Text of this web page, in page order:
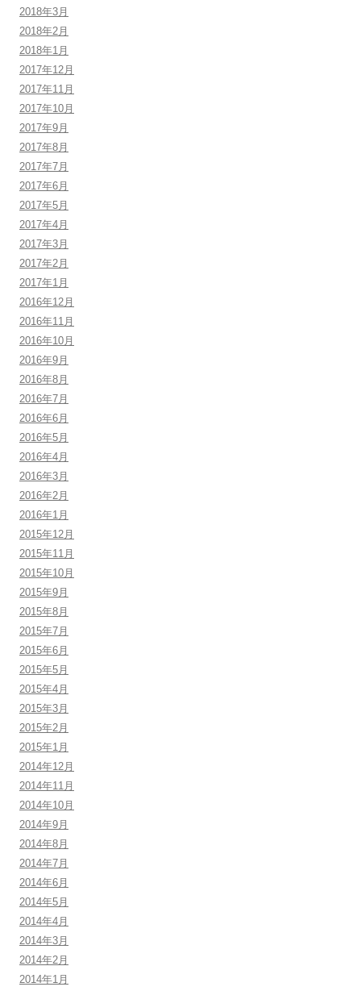
2018年3月
2018年2月
2018年1月
2017年12月
2017年11月
2017年10月
2017年9月
2017年8月
2017年7月
2017年6月
2017年5月
2017年4月
2017年3月
2017年2月
2017年1月
2016年12月
2016年11月
2016年10月
2016年9月
2016年8月
2016年7月
2016年6月
2016年5月
2016年4月
2016年3月
2016年2月
2016年1月
2015年12月
2015年11月
2015年10月
2015年9月
2015年8月
2015年7月
2015年6月
2015年5月
2015年4月
2015年3月
2015年2月
2015年1月
2014年12月
2014年11月
2014年10月
2014年9月
2014年8月
2014年7月
2014年6月
2014年5月
2014年4月
2014年3月
2014年2月
2014年1月